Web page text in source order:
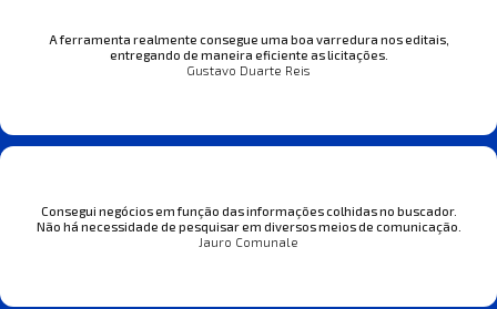
A ferramenta realmente consegue uma boa varredura nos editais,
entregando de maneira eficiente as licitações.
Gustavo Duarte Reis
Consegui negócios em função das informações colhidas no buscador.
Não há necessidade de pesquisar em diversos meios de comunicação.
Jauro Comunale